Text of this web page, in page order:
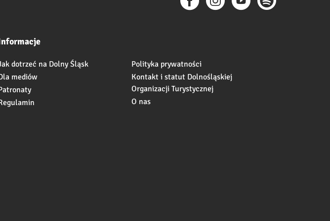
dotrzeć na Dolny Śląsk
mediów
Polityka prywatności
Kontakt i statut Dolnośląskiej
Organizacji Turystycznej
O nas